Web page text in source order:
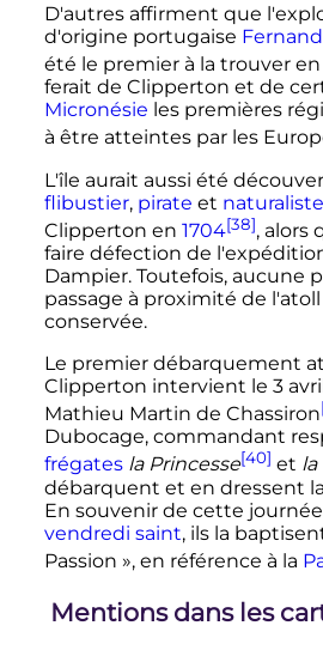
D'autres affirment que
d'origine portugaise
été le premier à la trouver en
ferait de Clipperton et de
Micronésie les premières
à être atteintes par les
L'île aurait aussi été
flibustier, pirate et naturaliste
Clipperton en 1704[38], alors
faire défection de
Dampier. Toutefois, aucune
passage à proximité de
conservée.
Le premier débarquement
Clipperton intervient le 3 avril
Mathieu Martin de Chassiron
Dubocage, commandant
frégates la Princesse[40] et la
débarquent et en dressent
En souvenir de cette
vendredi saint, ils la
Passion », en référence à la
Mentions dans les